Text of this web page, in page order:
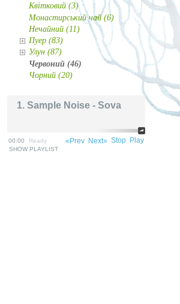
Квітковий (3)
Монастирський чай (6)
Нечайний (11)
Пуер (83)
Улун (87)
Червоний (46)
Чорний (20)
1. Sample Noise - Sova
00:00 Ready Play
Stop
Next»
«Prev
SHOW PLAYLIST